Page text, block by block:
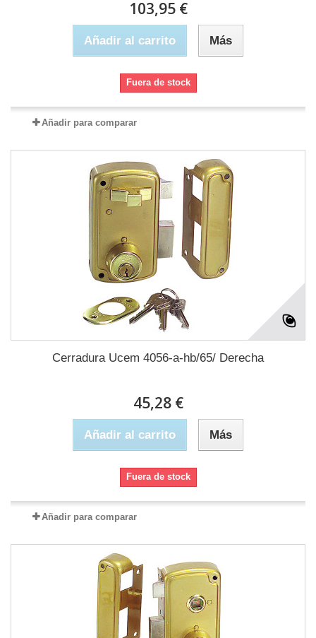
103,95 €
Añadir al carrito Más
Fuera de stock
Añadir para comparar
Cerradura Ucem 4056-a-hb/65/ Derecha
45,28 €
Añadir al carrito Más
Fuera de stock
Añadir para comparar